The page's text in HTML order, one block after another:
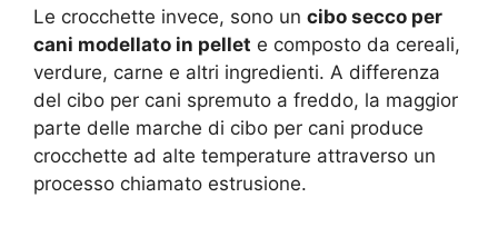
Le crocchette invece, sono un cibo secco per
cani modellato in pellet e composto da cereali,
verdure, carne e altri ingredienti. A differenza
del cibo per cani spremuto a freddo, la maggior
parte delle marche di cibo per cani produce
crocchette ad alte temperature attraverso un
processo chiamato estrusione.